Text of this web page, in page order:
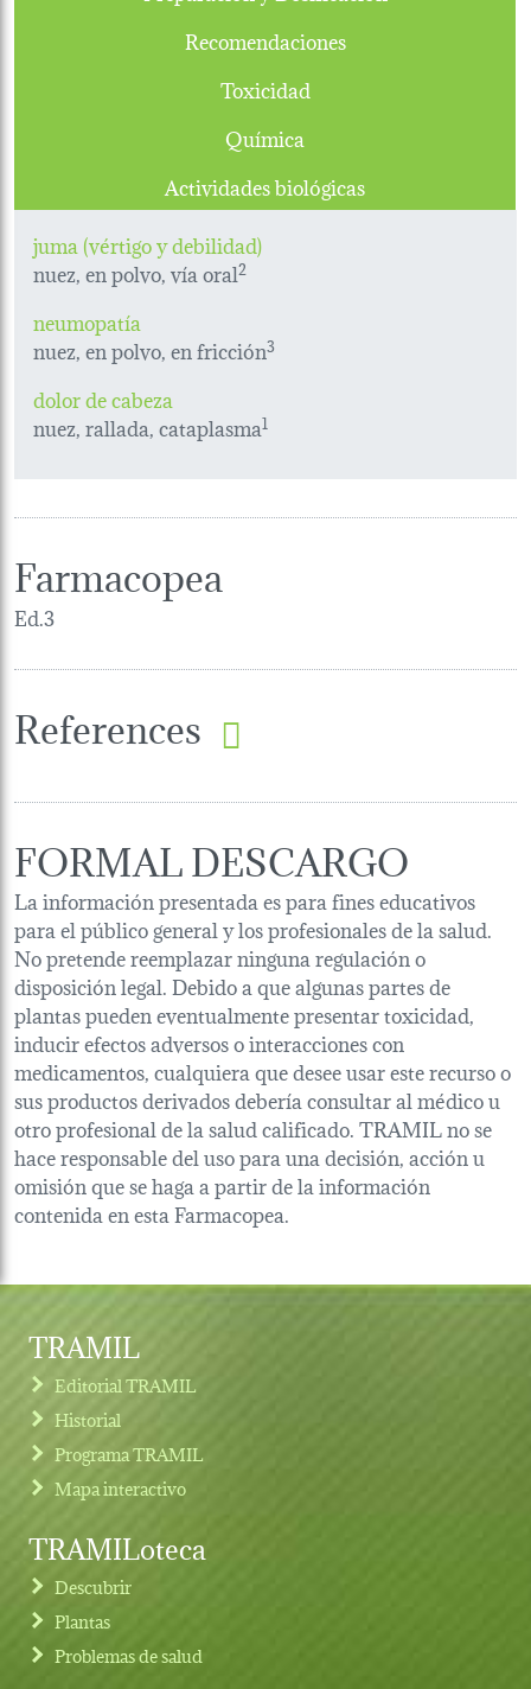
Recomendaciones
Toxicidad
Química
Actividades biológicas
juma (vértigo y debilidad)
nuez, en polvo, vía oral2
neumopatía
nuez, en polvo, en fricción3
dolor de cabeza
nuez, rallada, cataplasma1
Farmacopea
Ed.3
References
FORMAL DESCARGO
La información presentada es para fines educativos
para el público general y los profesionales de la salud.
No pretende reemplazar ninguna regulación o
disposición legal. Debido a que algunas partes de
plantas pueden eventualmente presentar toxicidad,
inducir efectos adversos o interacciones con
medicamentos, cualquiera que desee usar este recurso o
sus productos derivados debería consultar al médico u
otro profesional de la salud calificado. TRAMIL no se
hace responsable del uso para una decisión, acción u
omisión que se haga a partir de la información
contenida en esta Farmacopea.
TRAMIL
Editorial TRAMIL
Historial
Programa TRAMIL
Mapa interactivo
TRAMILoteca
Descubrir
Plantas
Problemas de salud